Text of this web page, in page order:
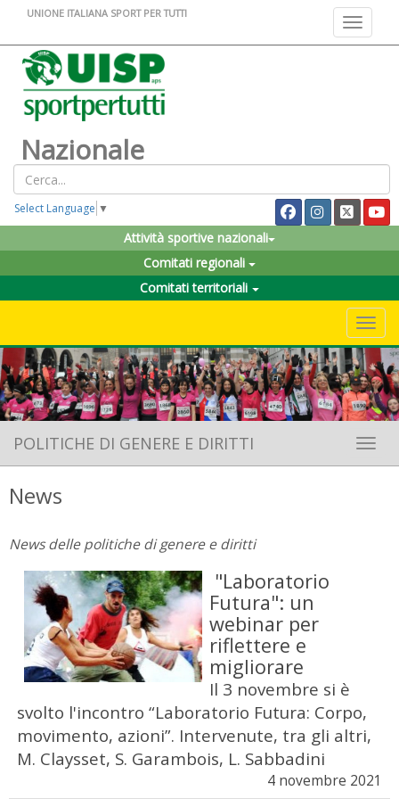
Toggle
UNIONE ITALIANA SPORT PER TUTTI
Nazionale
Select Language ▼
Attività sportive nazionali
Comitati regionali
Comitati territoriali
POLITICHE DI GENERE E DIRITTI
News
News delle politiche di genere e diritti
"Laboratorio
Futura": un
webinar per
riflettere e
migliorare
Il 3 novembre si è
svolto l'incontro “Laboratorio Futura: Corpo,
movimento, azioni”. Intervenute, tra gli altri,
M. Claysset, S. Garambois, L. Sabbadini
4 novembre 2021